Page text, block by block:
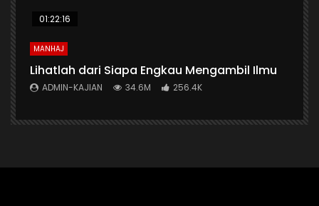
01:22:16
MANHAJ
Lihatlah dari Siapa Engkau Mengambil Ilmu
ADMIN-KAJIAN 34.6M 256.4K